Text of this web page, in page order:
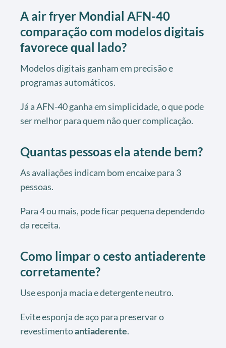
A air fryer Mondial AFN-40
comparação com modelos digitais
favorece qual lado?
Modelos digitais ganham em precisão e
programas automáticos.
Já a AFN-40 ganha em simplicidade, o que pode
ser melhor para quem não quer complicação.
Quantas pessoas ela atende bem?
As avaliações indicam bom encaixe para 3
pessoas.
Para 4 ou mais, pode ficar pequena dependendo
da receita.
Como limpar o cesto antiaderente
corretamente?
Use esponja macia e detergente neutro.
Evite esponja de aço para preservar o
revestimentoantiaderente.